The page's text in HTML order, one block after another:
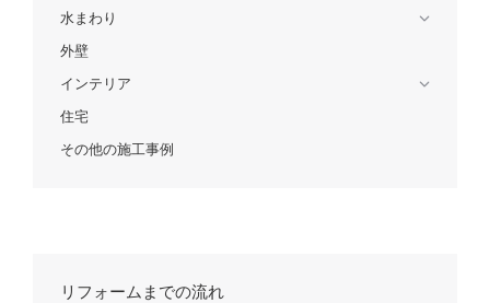
水まわり
外壁
インテリア
住宅
その他の施工事例
リフォームまでの流れ